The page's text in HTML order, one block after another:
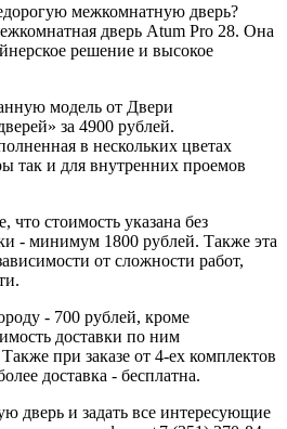
межкомнатную дверь?
дверь Atum Pro 28. Она
решение и высокое
модель от Двери
за 4900 рублей.
в нескольких цветах
так и для внутренних проемов
стоимость указана без
- минимум 1800 рублей. Также эта
от сложности работ,
- 700 рублей, кроме
доставки по ним
при заказе от 4-ех комплектов
доставка - бесплатна.
дверь и задать все интересующие